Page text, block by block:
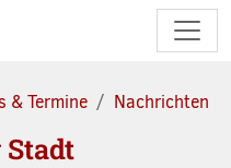
& Termine Nachrichten